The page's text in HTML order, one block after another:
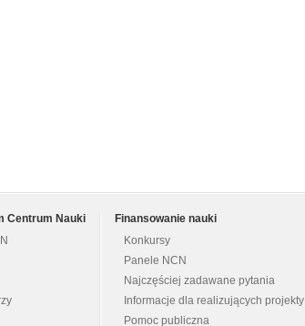
Centrum Nauki
Finansowanie nauki
Konkursy
Panele NCN
Najczęściej zadawane pytania
Informacje dla realizujących projekty
Pomoc publiczna